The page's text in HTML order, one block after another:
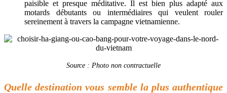
paisible et presque méditative. Il est bien plus adapté aux
motards débutants ou intermédiaires qui veulent rouler
sereinement à travers la campagne vietnamienne.
Source : Photo non contractuelle
Quelle destination vous semble la plus authentique